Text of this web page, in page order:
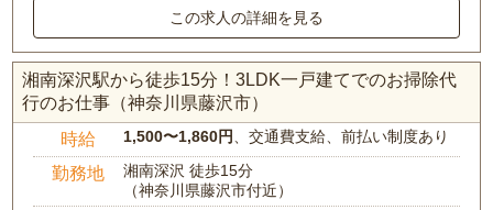
この求人の詳細を見る
湘南深沢駅から徒歩15分！3LDK一戸建てでのお掃除代
行のお仕事（神奈川県藤沢市）
時給 1,500〜1,860円 、交通費支給、前払い制度あり
勤務地
湘南深沢 徒歩15分
（神奈川県藤沢市付近）